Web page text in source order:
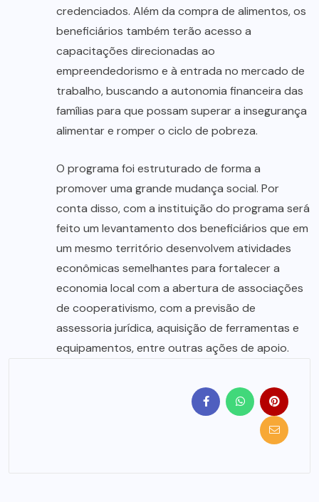
credenciados. Além da compra de alimentos, os
beneficiários também terão acesso a
capacitações direcionadas ao
empreendedorismo e à entrada no mercado de
trabalho, buscando a autonomia financeira das
famílias para que possam superar a insegurança
alimentar e romper o ciclo de pobreza.
O programa foi estruturado de forma a
promover uma grande mudança social. Por
conta disso, com a instituição do programa será
feito um levantamento dos beneficiários que em
um mesmo território desenvolvem atividades
econômicas semelhantes para fortalecer a
economia local com a abertura de associações
de cooperativismo, com a previsão de
assessoria jurídica, aquisição de ferramentas e
equipamentos, entre outras ações de apoio.